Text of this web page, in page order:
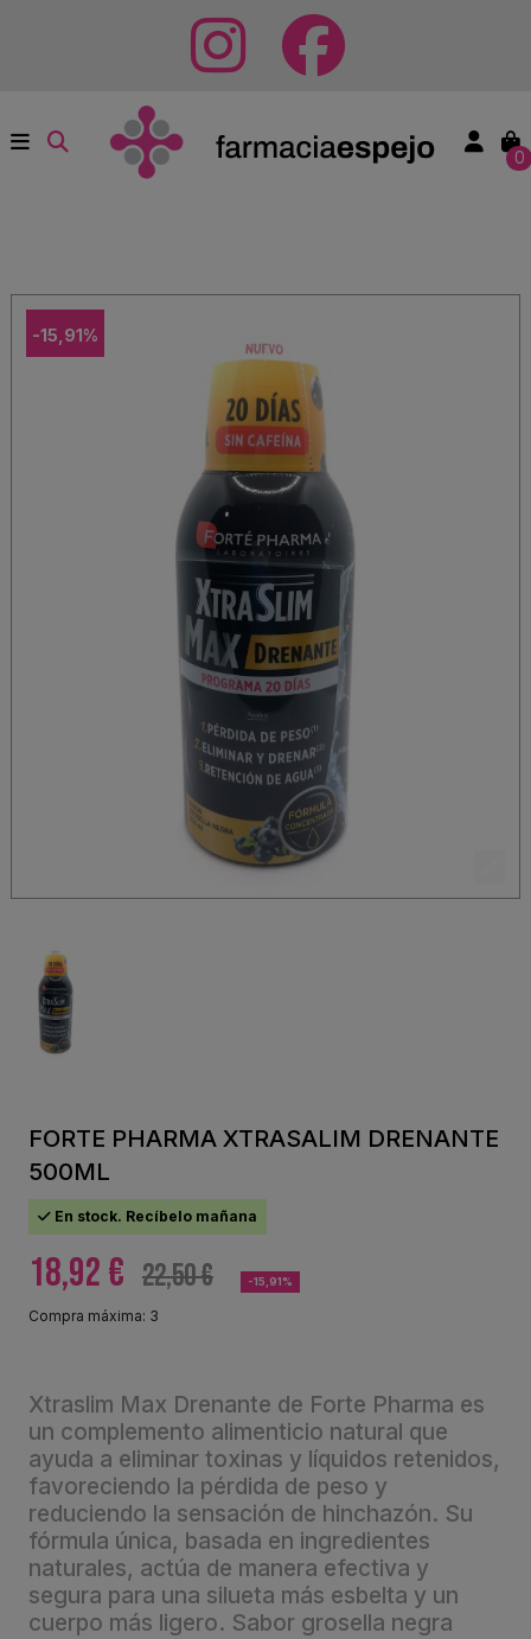
0
-15,91%
FORTE PHARMA XTRASALIM DRENANTE
500ML
En stock. Recíbelo mañana
18,92 € 22,50 € -15,91%
Compra máxima: 3
Xtraslim Max Drenante de Forte Pharma es
un complemento alimenticio natural que
ayuda a eliminar toxinas y líquidos retenidos,
favoreciendo la pérdida de peso y
reduciendo la sensación de hinchazón. Su
fórmula única, basada en ingredientes
naturales, actúa de manera efectiva y
segura para una silueta más esbelta y un
cuerpo más ligero. Sabor grosella negra